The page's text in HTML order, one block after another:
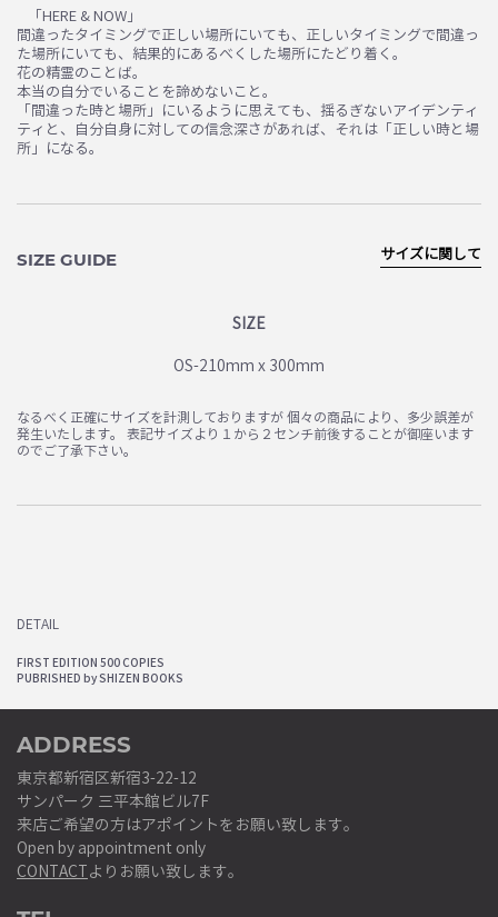
⠀「HERE & NOW」
間違ったタイミングで正しい場所にいても、正しいタイミングで間違っ
た場所にいても、結果的にあるべくした場所にたどり着く。
花の精霊のことば。
本当の自分でいることを諦めないこと。
「間違った時と場所」にいるように思えても、揺るぎないアイデンティ
ティと、自分自身に対しての信念深さがあれば、それは「正しい時と場
所」になる。
SIZE GUIDE
SIZE
OS-210mm x 300mm
サイズに関して
なるべく正確にサイズを計測しておりますが 個々の商品により、多少誤差が
発生いたします。 表記サイズより１から２センチ前後することが御座います
のでご了承下さい。
DETAIL
FIRST EDITION 500 COPIES
PUBRISHED by SHIZEN BOOKS
ADDRESS
東京都新宿区新宿3-22-12
サンパーク 三平本館ビル7F
来店ご希望の方はアポイントをお願い致します。
Open by appointment only
CONTACTよりお願い致します。